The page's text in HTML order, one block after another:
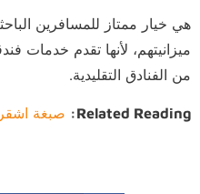
هي خيار ممتاز للمسافرين
ميزانيتهم، لأنها تقدم خدمات
من الفنادق التقليدية.
Related Reading: صبغة